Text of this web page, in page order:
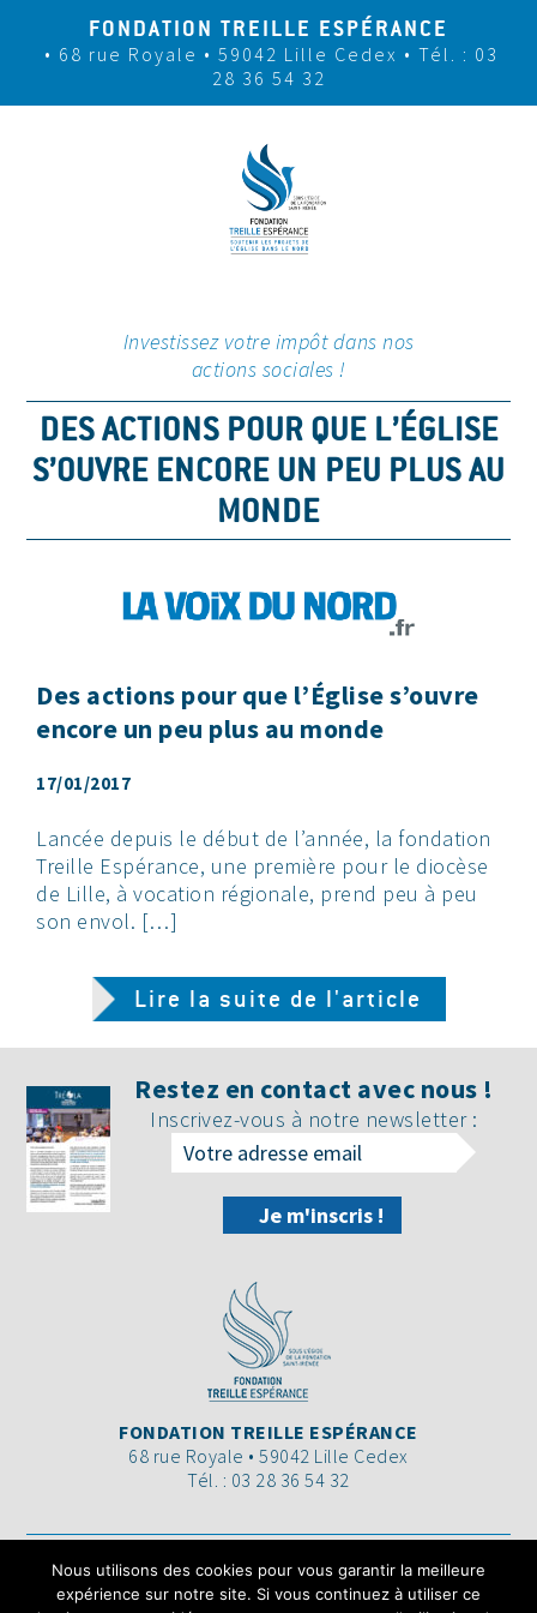
FONDATION TREILLE ESPÉRANCE
• 68 rue Royale • 59042 Lille Cedex • Tél. : 03
28 36 54 32
Investissez votre impôt dans nos
actions sociales !
DES ACTIONS POUR QUE L’ÉGLISE
S’OUVRE ENCORE UN PEU PLUS AU
MONDE
Des actions pour que l’Église s’ouvre
encore un peu plus au monde
17/01/2017
Lancée depuis le début de l’année, la fondation
Treille Espérance, une première pour le diocèse
de Lille, à vocation régionale, prend peu à peu
son envol. […]
Lire la suite de l'article
Restez en contact avec nous !
Inscrivez-vous à notre newsletter :
FONDATION TREILLE ESPÉRANCE
68 rue Royale • 59042 Lille Cedex
Tél. : 03 28 36 54 32
L’ORGANISATION
LA FONDATION
ACTUALITÉS
LES PROJETS
Nous utilisons des cookies pour vous garantir la meilleure
expérience sur notre site. Si vous continuez à utiliser ce